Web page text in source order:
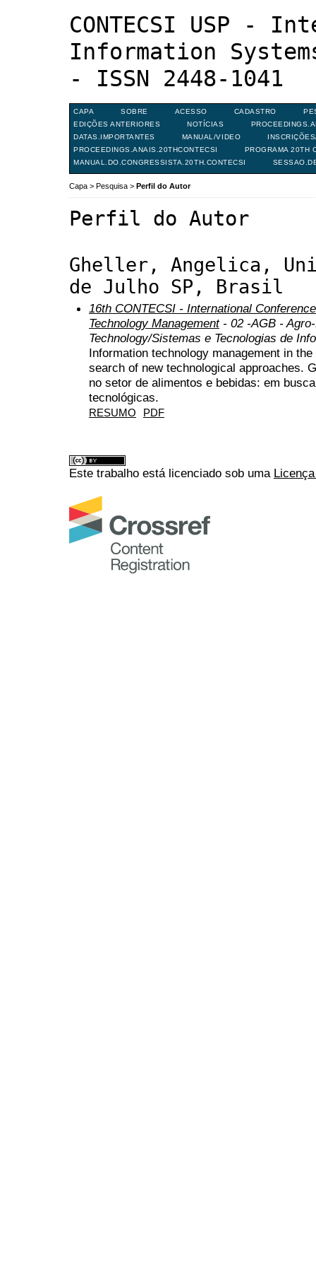
CONTECSI USP -
Information
- ISSN 2448-1041
CAPA SOBRE ACESSO CADASTRO
EDIÇÕES ANTERIORES
NOTÍCIAS
DATAS.IMPORTANTES
MANUAL/VIDEO
PROCEEDINGS.ANAIS.20THCONTECSI
PROGRAMA 20TH
MANUAL.DO.CONGRESSISTA.20TH.CONTECSI
Capa > Pesquisa > Perfil do Autor
Perfil do Autor
Gheller, Angelica,
de Julho SP, Brasil
16th CONTECSI - International
Technology Management- 02 -AGB -
Technology/Sistemas e Tecnologias de
Information technology management in
search of new technological approaches.
no setor de alimentos e bebidas: em
tecnológicas.
RESUMO PDF
Este trabalho está licenciado sob uma